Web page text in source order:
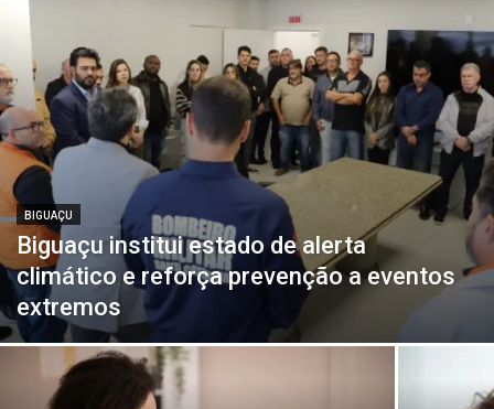
BIGUAÇU
Biguaçu institui estado de alerta
climático e reforça prevenção a eventos
extremos